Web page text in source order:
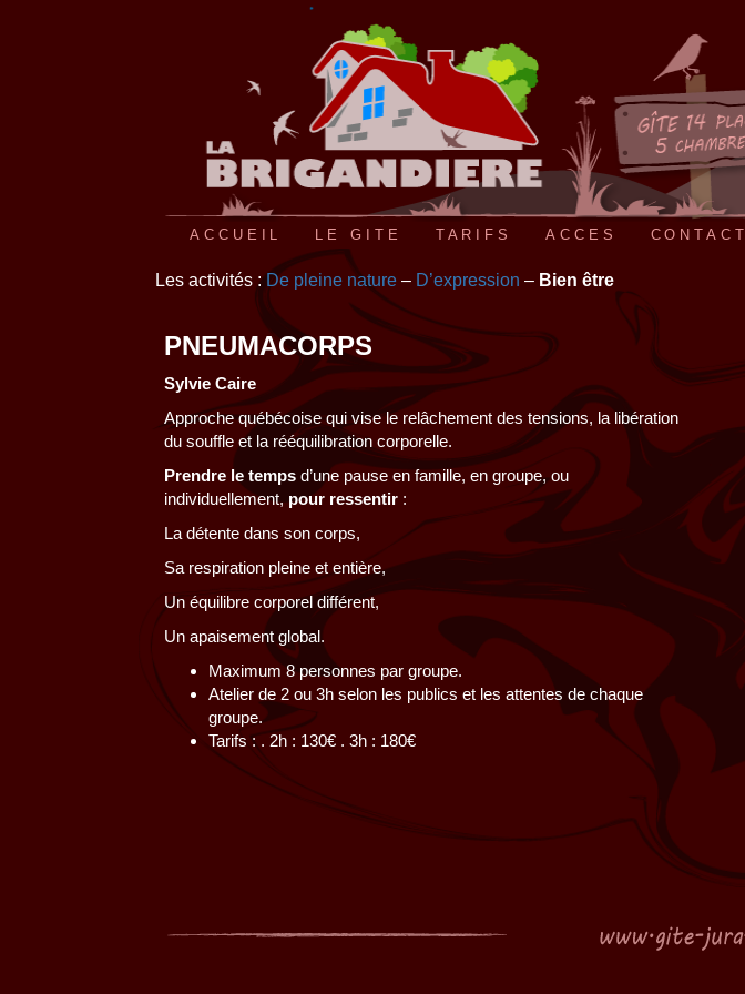
ACCUEIL LE GITE TARIFS ACCES CONTACT
Les activités :De pleine nature – D’expression – Bien être
PNEUMACORPS
Sylvie Caire
Approche québécoise qui vise le relâchement des tensions, la libération
du souffle et la rééquilibration corporelle.
Prendre le temps d’une pause en famille, en groupe, ou
individuellement, pour ressentir :
La détente dans son corps,
Sa respiration pleine et entière,
Un équilibre corporel différent,
Un apaisement global.
Maximum 8 personnes par groupe.
Atelier de 2 ou 3h selon les publics et les attentes de chaque
groupe.
Tarifs : . 2h : 130€ . 3h : 180€